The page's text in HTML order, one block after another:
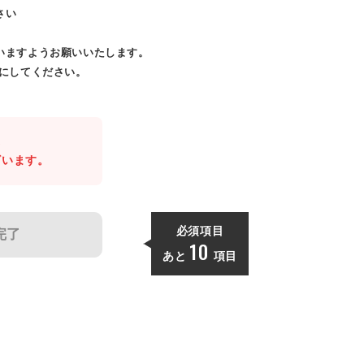
い
すようお願いいたします。
してください。
ます。
了 必須項目
あと 10 項目